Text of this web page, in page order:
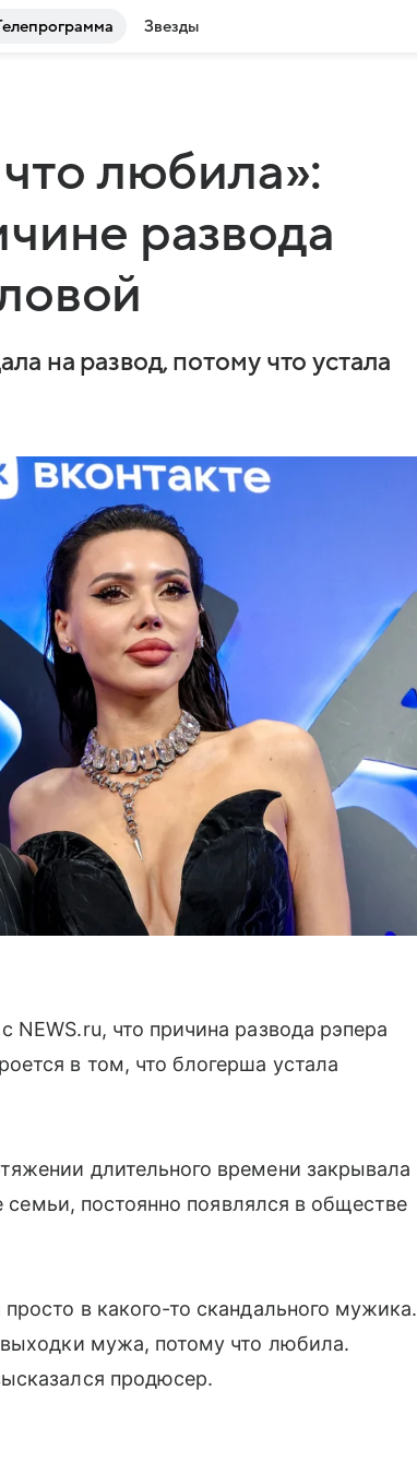
Звезды
любила»:
развода
на развод, потому что устала
что причина развода рэпера
в том, что блогерша устала
длительного времени закрывала
семьи, постоянно появлялся в обществе
в какого-то скандального мужика.
мужа, потому что любила.
продюсер.